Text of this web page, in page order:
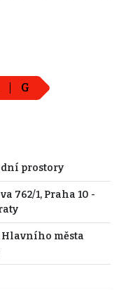
G
prostory
762/1, Praha 10 -
města